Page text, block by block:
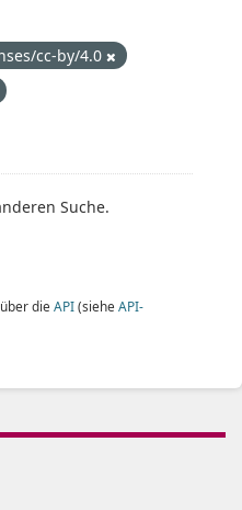
cc-by/4.0
Suche.
die API(siehe API-